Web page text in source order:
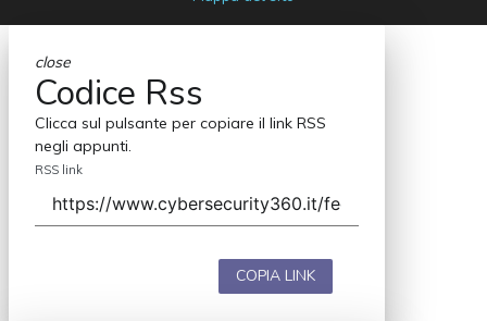
close
Codice Rss
Clicca sul pulsante per copiare il link RSS
negli appunti.
RSS link
COPIA LINK